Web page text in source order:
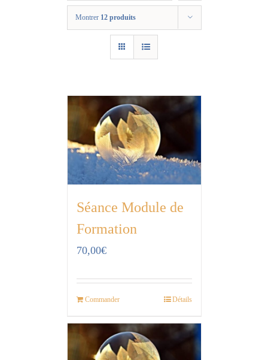
Montrer 12 produits
Séance Module de
Formation
70,00€
Commander Détails